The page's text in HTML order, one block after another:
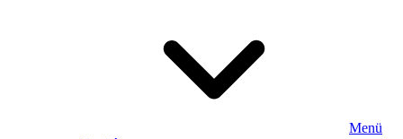
Menü